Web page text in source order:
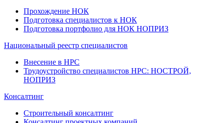
Прохождение НОК
Подготовка специалистов к НОК
Подготовка портфолио для НОК НОПРИЗ
Национальный реестр специалистов
Внесение в НРС
Трудоустройство специалистов НРС: НОСТРОЙ,
НОПРИЗ
Консалтинг
Строительный консалтинг